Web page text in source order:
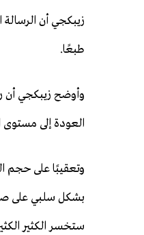
زيبكجي أن الرسالة
طبعًا.
وأوضح زيبكجي أن
العودة إلى مستوى
وتعقيبًا على حجم
بشكل سلبي على
ستخسر الكثير